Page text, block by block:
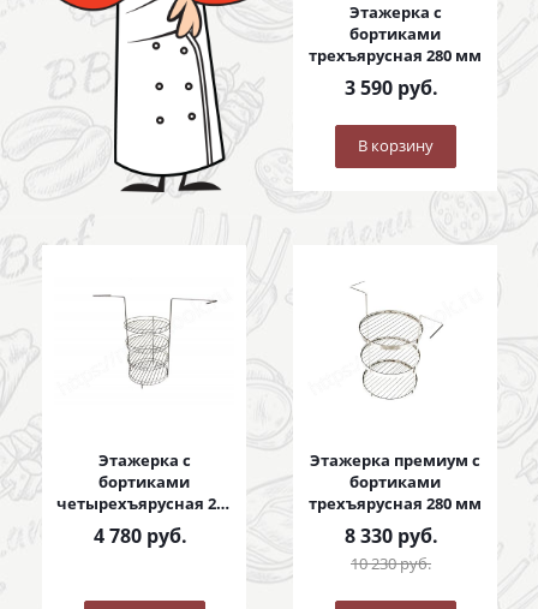
Этажерка с
бортиками
трехъярусная 280 мм
3 590руб.
В корзину
Этажерка с
бортиками
четырехъярусная 280
мм
4 780руб.
Этажерка премиум с
бортиками
трехъярусная 280 мм
8 330руб.
10 230руб.